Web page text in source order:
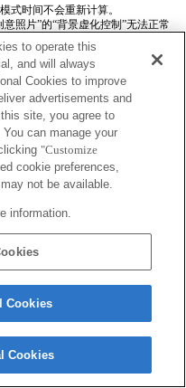
式时间不会重新计算。
照片”的“背景虚化控制”无法正常
Copyright 2026 Sony Corporation
to operate this
and will always
Cookies to improve
advertisements and
site, you agree to
can manage your
"Customize
cookie preferences,
not be available.
information.
Cookies
Cookies